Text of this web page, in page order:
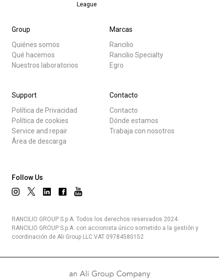
League
Group
Quiénes somos
Qué hacemos
Nuestros laboratorios
Marcas
Rancilio
Rancilio Specialty
Egro
Support
Política de Privacidad
Política de cookies
Service and repair
Área de descarga
Contacto
Contacto
Dónde estamos
Trabaja con nosotros
Follow Us
RANCILIO GROUP S.p.A. Todos los derechos reservados 2024.
RANCILIO GROUP S.p.A. con accionista único sometido a la gestión y
coordinación de Ali Group LLC VAT 09784580152